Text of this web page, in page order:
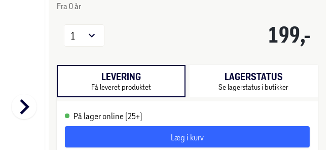
keyboard_arrow_right
Fra 0 år
199,-
1
LEVERING
Få leveret produktet
LAGERSTATUS
Se lagerstatus i butikker
På lager online (25+)
Læg i kurv